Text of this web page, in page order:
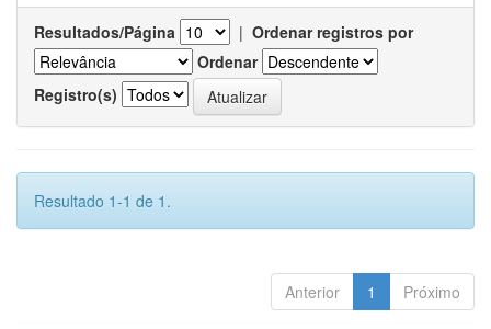
Resultados/Página | Ordenar registros por
Ordenar
Registro(s)
Resultado 1-1 de 1.
Anterior 1 Próximo